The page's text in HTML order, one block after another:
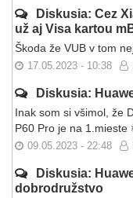
Diskusia: Cez
už aj Visa kartou
Škoda že VUB v tom
17.05.2023 - 10:38
Diskusia:
Inak som si všimol, že
P60 Pro je na 1.mieste
09.05.2023 - 22:48
Diskusia:
dobrodružstvo